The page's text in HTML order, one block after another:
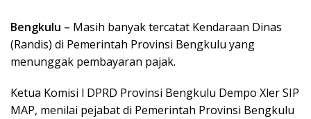
Bengkulu – Masih banyak tercatat Kendaraan Dinas
(Randis) di Pemerintah Provinsi Bengkulu yang
menunggak pembayaran pajak.
Ketua Komisi l DPRD Provinsi Bengkulu Dempo Xler SIP
MAP, menilai pejabat di Pemerintah Provinsi Bengkulu